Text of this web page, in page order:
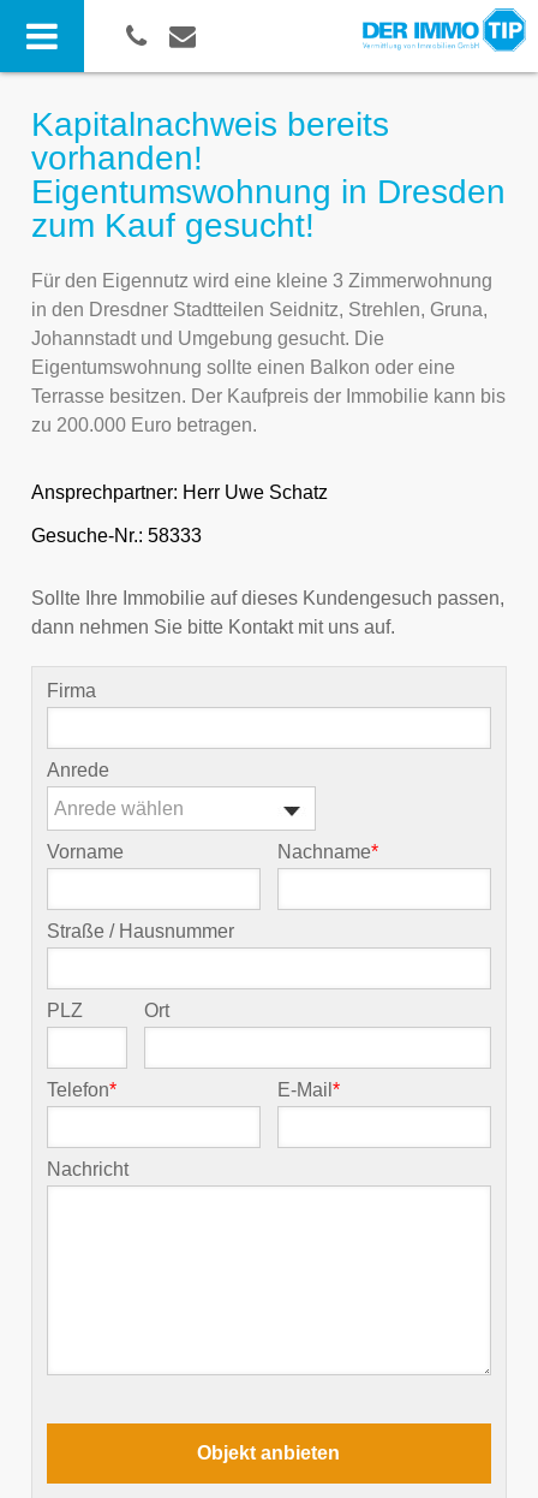
Kapitalnachweis bereits
vorhanden!
Eigentumswohnung in Dresden
zum Kauf gesucht!
Für den Eigennutz wird eine kleine 3 Zimmerwohnung
in den Dresdner Stadtteilen Seidnitz, Strehlen, Gruna,
Johannstadt und Umgebung gesucht. Die
Eigentumswohnung sollte einen Balkon oder eine
Terrasse besitzen. Der Kaufpreis der Immobilie kann bis
zu 200.000 Euro betragen.
Ansprechpartner: Herr Uwe Schatz
Gesuche-Nr.: 58333
Sollte Ihre Immobilie auf dieses Kundengesuch passen,
dann nehmen Sie bitte Kontakt mit uns auf.
Firma
Anrede
Anrede wählen
Vorname Nachname*
Straße / Hausnummer
PLZ Ort
Telefon* E-Mail*
Nachricht